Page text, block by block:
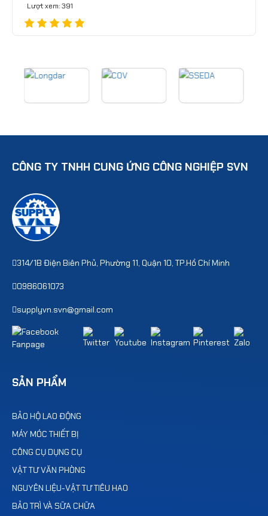
Lượt xem: 391
CÔNG TY TNHH CUNG ỨNG CÔNG NGHIỆP SVN
314/1B Điện Biên Phủ, Phường 11, Quận 10, TP.Hồ Chí Minh
0986061073
supplyvn.svn@gmail.com
SẢN PHẨM
BẢO HỘ LAO ĐỘNG
MÁY MÓC THIẾT BỊ
CÔNG CỤ DỤNG CỤ
VẬT TƯ VĂN PHÒNG
NGUYÊN LIỆU-VẬT TƯ TIÊU HAO
BẢO TRÌ VÀ SỮA CHỮA